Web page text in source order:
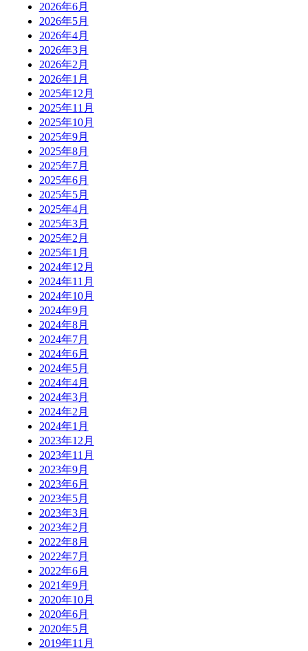
2026年6月
2026年5月
2026年4月
2026年3月
2026年2月
2026年1月
2025年12月
2025年11月
2025年10月
2025年9月
2025年8月
2025年7月
2025年6月
2025年5月
2025年4月
2025年3月
2025年2月
2025年1月
2024年12月
2024年11月
2024年10月
2024年9月
2024年8月
2024年7月
2024年6月
2024年5月
2024年4月
2024年3月
2024年2月
2024年1月
2023年12月
2023年11月
2023年9月
2023年6月
2023年5月
2023年3月
2023年2月
2022年8月
2022年7月
2022年6月
2021年9月
2020年10月
2020年6月
2020年5月
2019年11月